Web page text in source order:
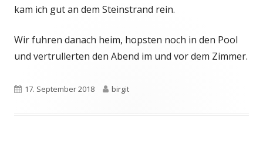
kam ich gut an dem Steinstrand rein.
Wir fuhren danach heim, hopsten noch in den Pool
und vertrullerten den Abend im und vor dem Zimmer.
Veröffentlicht
17. September 2018 Autor
birgit